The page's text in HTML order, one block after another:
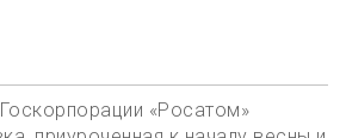
«Росатом»